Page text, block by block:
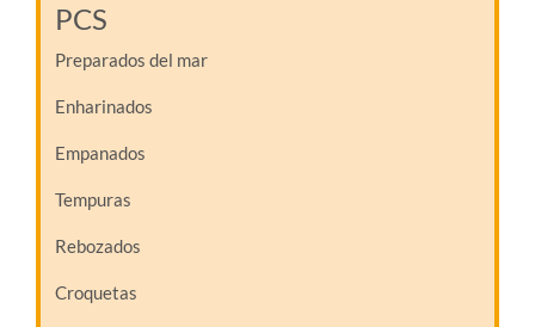
PCS
Preparados del mar
Enharinados
Empanados
Tempuras
Rebozados
Croquetas